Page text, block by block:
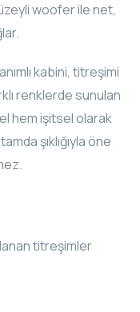
woofer ile net,
kabini, titreşimi
renklerde sunulan
hem işitsel olarak
şıklığıyla öne
titreşimler